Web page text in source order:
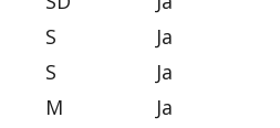
S Ja
S Ja
M Ja